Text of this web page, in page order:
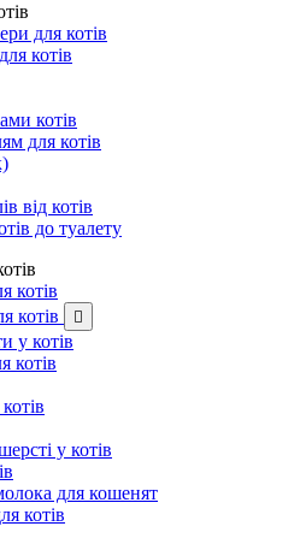
для котів
котів
котів
для котів
від котів
до туалету
котів
котів

у котів
котів
у котів
для кошенят
котів